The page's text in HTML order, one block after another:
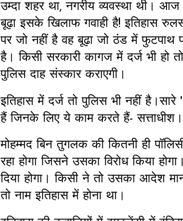
उम्दा शहर था, नगरीय व्यवस्था थी।
बूढ़ा इसके खिलाफ गवाही है! इतिहास
पर जो नहीं है वह बूढ़ा जो ठंड में फुटपाथ
है। किसी सरकारी कागज में दर्ज भी हो
पुलिस दाह संस्कार कराएगी।
इतिहास में दर्ज तो पुलिस भी नहीं है।सारे
हैं जिनके लिए ये काम करते हैं-
मोहम्मद बिन तुगलक की कितनी ही
रहा होगा जिसने उसका विरोध किया
दिया होगा। किसी ने तो उसका आदेश
तो नाम इतिहास में होना था।